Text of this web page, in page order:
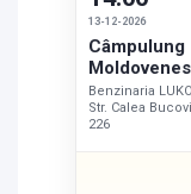
13-12-2026
Câmpulung
Benzinaria
Str. Calea
226